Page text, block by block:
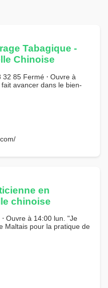
Tabagique -
Chinoise
85 Fermé ⋅ Ouvre à
avancer dans le bien-
en
chinoise
Ouvre à 14:00 lun. "Je
Maltais pour la pratique de